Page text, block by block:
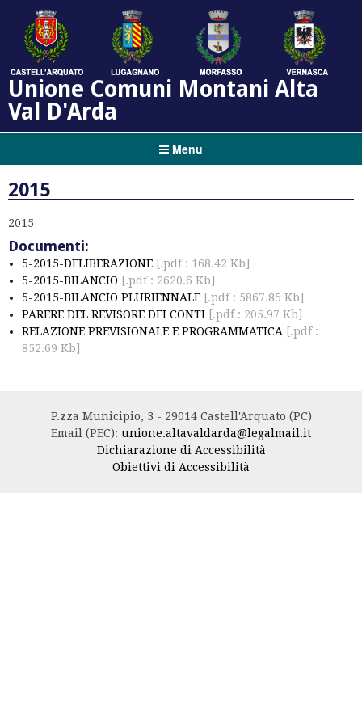
Unione Comuni Montani Alta
Val D'Arda
Menu
2015
2015
Documenti:
5-2015-DELIBERAZIONE [.pdf : 168.42 Kb]
5-2015-BILANCIO [.pdf : 2620.6 Kb]
5-2015-BILANCIO PLURIENNALE [.pdf : 5867.85 Kb]
PARERE DEL REVISORE DEI CONTI [.pdf : 205.97 Kb]
RELAZIONE PREVISIONALE E PROGRAMMATICA [.pdf :
852.69 Kb]
P.zza Municipio, 3 - 29014 Castell'Arquato (PC)
Email (PEC): unione.altavaldarda@legalmail.it
Dichiarazione di Accessibilità
Obiettivi di Accessibilità